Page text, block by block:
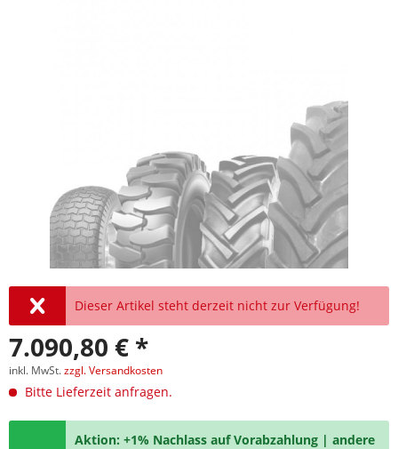
Dieser Artikel steht derzeit nicht zur Verfügung!
7.090,80 € *
inkl. MwSt.zzgl. Versandkosten
Bitte Lieferzeit anfragen.
Aktion: +1% Nachlass auf Vorabzahlung | andere